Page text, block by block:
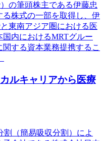
の筆頭株主である伊藤忠
る株式の一部を取得し、伊
東南アジア圏における医
内におけるMRTグルー
する資本業務提携するこ
ルキャリアから医療
割（簡易吸収分割）によ